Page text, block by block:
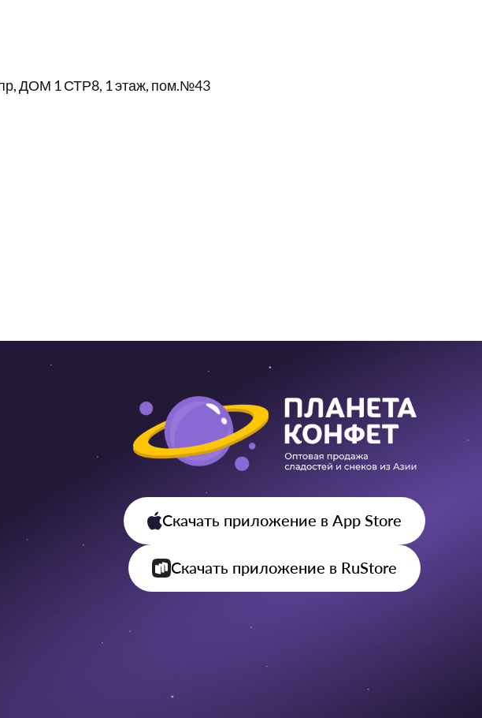
ДОМ 1 СТР8, 1 этаж, пом.№43
Скачать приложение в App Store
Скачать приложение в RuStore